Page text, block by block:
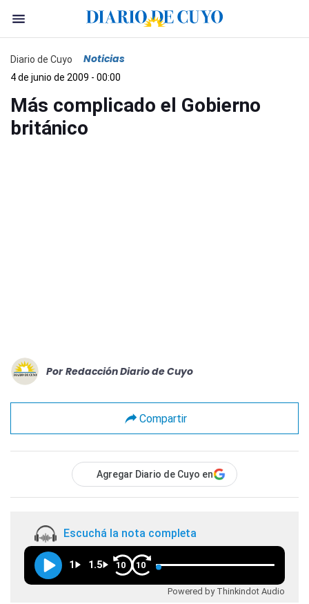
Diario de Cuyo Noticias
4 de junio de 2009 - 00:00
Más complicado el Gobierno
británico
Por Redacción Diario de Cuyo
Compartir
Agregar Diario de Cuyo en
Escuchá la nota completa
1 1.5 10 10
Powered by Thinkindot Audio